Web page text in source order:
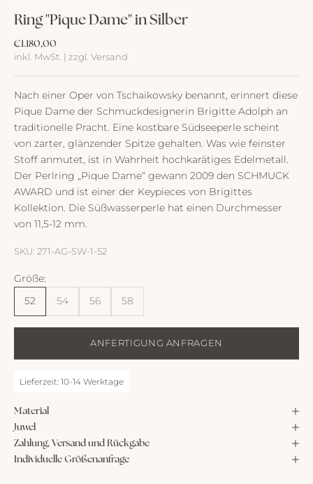
Ring "Pique Dame" in Silber
Angebot
€1.180,00
inkl. MwSt. | zzgl. Versand
Nach einer Oper von Tschaikowsky benannt, erinnert diese
Pique Dame der Schmuckdesignerin Brigitte Adolph an
traditionelle Pracht. Eine kostbare Südseeperle scheint
von zarter, glänzender Spitze gehalten. Was wie feinster
Stoff anmutet, ist in Wahrheit hochkarätiges Edelmetall.
Der Perlring „Pique Dame“ gewann 2009 den SCHMUCK
AWARD und ist einer der Keypieces von Brigittes
Kollektion. Die Süßwasserperle hat einen Durchmesser
von 11,5-12 mm.
SKU: 271-AG-SW-1-52
Größe:
52
54 56 58
ANFERTIGUNG ANFRAGEN
Lieferzeit: 10-14 Werktage
Material
Juwel
Zahlung, Versand und Rückgabe
Individuelle Größenanfrage